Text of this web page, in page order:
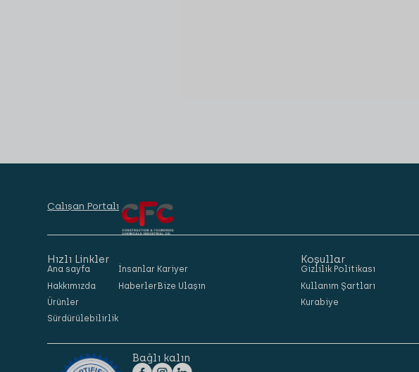
Çalışan Portalı
Hızlı Linkler
Ana sayfa
Hakkımızda
Ürünler
Sürdürülebilirlik
İnsanlar
Haberler
Kariyer
Bize Ulaşın
Koşullar
Gizlilik Politikası
Kullanım Şartları
Kurabiye
Bağlı kalın